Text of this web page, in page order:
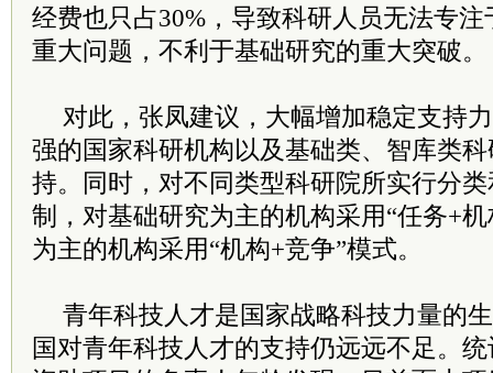
经费也只占30%，导致科研人员无法专
重大问题，不利于基础研究的重大突破。
对此，张凤建议，大幅增加稳定支持
强的国家科研机构以及基础类、智库类
持。同时，对不同类型科研院所实行分
制，对基础研究为主的机构采用“任务+
为主的机构采用“机构+竞争”模式。
青年科技人才是国家战略科技力量的
国对青年科技人才的支持仍远远不足。